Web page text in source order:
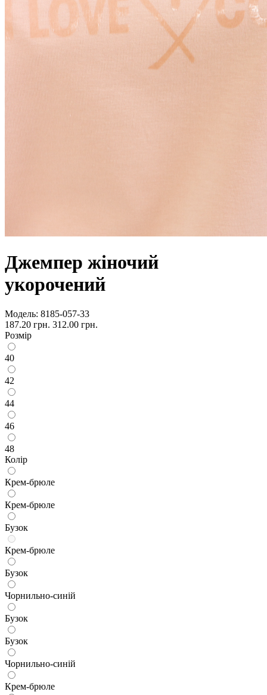
Джемпер жіночий
укорочений
Модель: 8185-057-33
187.20 грн. 312.00 грн.
Розмір
40
42
44
46
48
Колір
Крем-брюле
Крем-брюле
Бузок
Крем-брюле
Бузок
Чорнильно-синій
Бузок
Бузок
Чорнильно-синій
Крем-брюле